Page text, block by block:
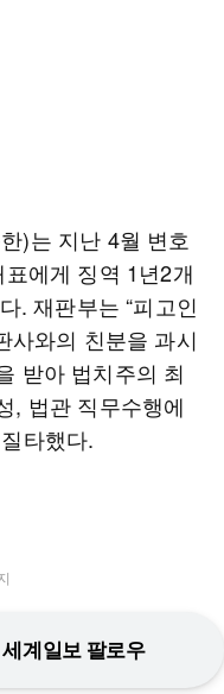
)는 지난 4월 변호
에게 징역 1년2개
. 재판부는 “피고인
사와의 친분을 과시
받아 법치주의 최
, 법관 직무수행에
타했다.
계일보 팔로우